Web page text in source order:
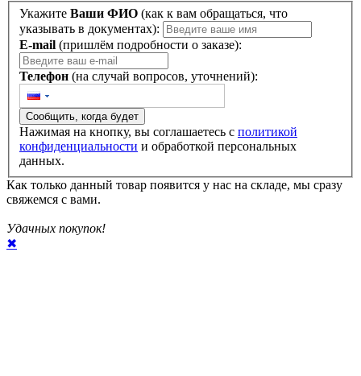
Укажите Ваши ФИО
указывать в документах):
E-mail (пришлём подробности о заказе):
Телефон (на случай вопросов, уточнений):
Сообщить, когда будет
Нажимая на кнопку, вы соглашаетесь с политикой
конфиденциальности
данных.
Как только данный товар появится у нас на складе, мы сразу
свяжемся с вами.
Удачных покупок!
✖